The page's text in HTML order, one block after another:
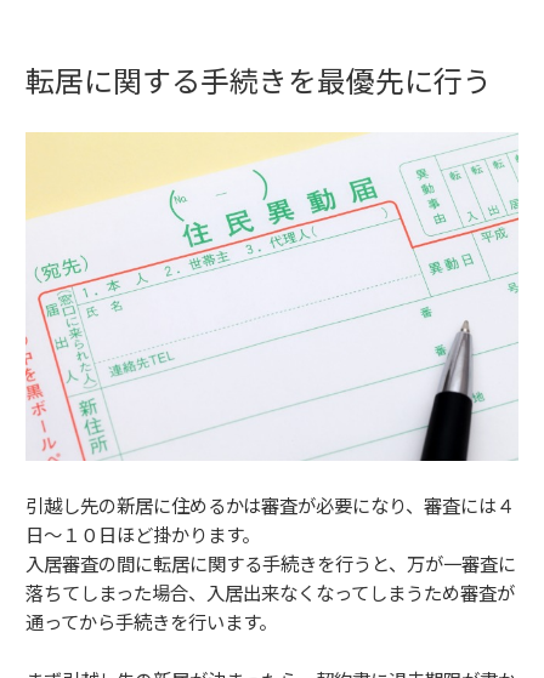
転居に関する手続きを最優先に行う
引越し先の新居に住めるかは審査が必要になり、審査には４
日～１０日ほど掛かります。
入居審査の間に転居に関する手続きを行うと、万が一審査に
落ちてしまった場合、入居出来なくなってしまうため審査が
通ってから手続きを行います。